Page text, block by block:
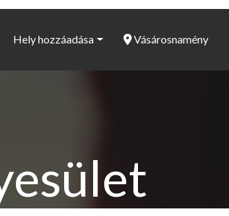
Hely hozzáadása Vásárosnamény